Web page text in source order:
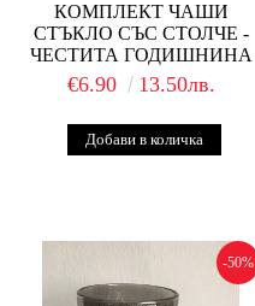
КОМПЛЕКТ ЧАШИ
СТЪКЛО СЪС СТОЛЧЕ -
ЧЕСТИТА ГОДИШНИНА
€6.90 13.50лв.
-50%